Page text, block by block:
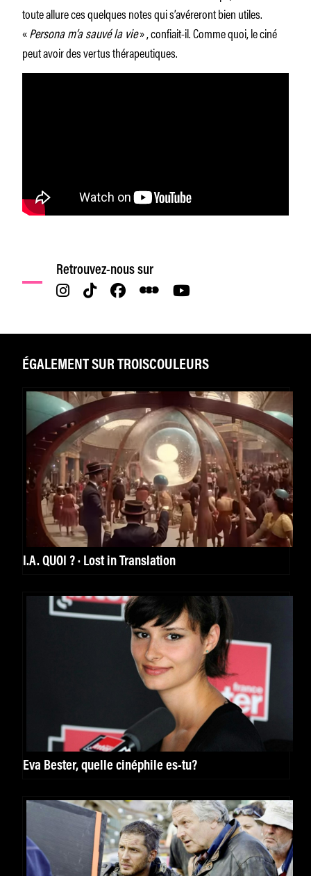
toute allure ces quelques notes qui s’avéreront bien utiles.
«Persona m’a sauvé la vie» , confiait-il. Comme quoi, le ciné
peut avoir des vertus thérapeutiques.
Retrouvez-nous sur
ÉGALEMENT SUR TROISCOULEURS
I.A. QUOI ? · Lost in Translation
Eva Bester, quelle cinéphile es-tu?